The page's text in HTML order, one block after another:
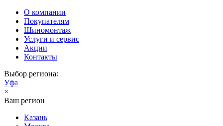
О компании
Покупателям
Шиномонтаж
Услуги и сервис
Акции
Контакты
Выбор региона:
Уфа
×
Ваш регион
Казань